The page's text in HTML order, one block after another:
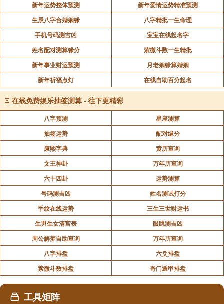
新年运势整体预测
新年爱情运势精准预测
生辰八字合婚姻缘
八字精批一生命理
手机号码测吉凶
宝宝在线起名字
姓名配对测算缘分
紫微斗数一生精批
新年事业财运预测
月老姻缘算婚姻
新年祈福点灯
在线自助百分起名
Ξ 在线免费娱乐抽签测算 - 往下更精彩
八字预测
星座测算
抽签运势
配对缘分
康熙字典
黄历查询
文王神卦
万年历查询
六十四卦
运势测算
号码测吉凶
姓名测试打分
手纹在线运势
三生三世财运书
生男生女清宫表
眼跳测吉凶
周公解梦自助查询
万年历查询
八字排盘
六爻排盘
紫微斗数排盘
奇门遁甲排盘
工具矩阵